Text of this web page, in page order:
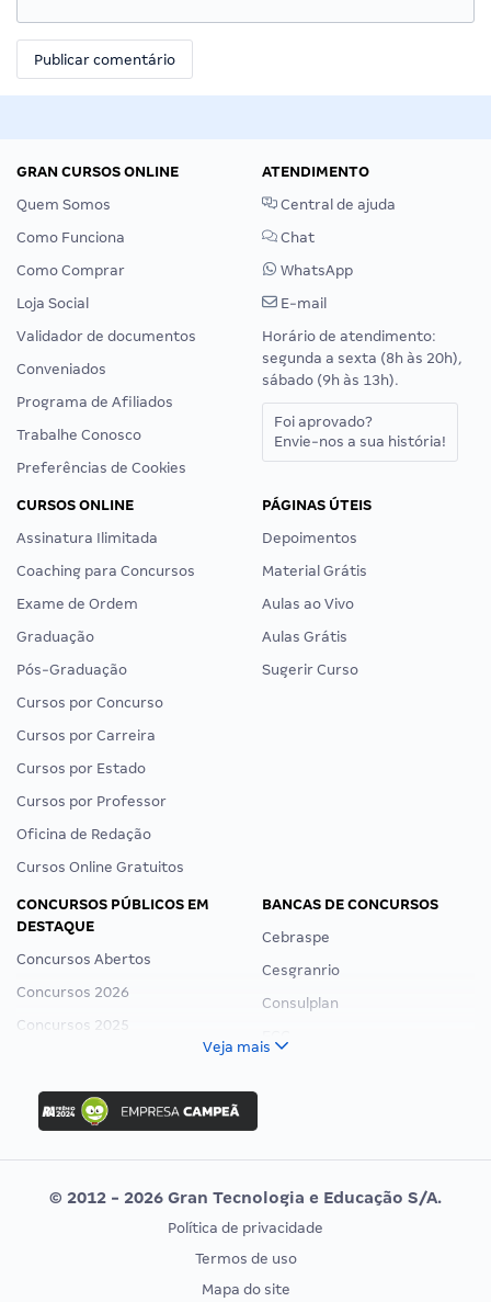
GRAN CURSOS ONLINE
Quem Somos
Como Funciona
Como Comprar
Loja Social
Validador de documentos
Conveniados
Programa de Afiliados
Trabalhe Conosco
Preferências de Cookies
ATENDIMENTO
Central de ajuda
Chat
WhatsApp
E-mail
Horário de atendimento:
segunda a sexta (8h às 20h),
sábado (9h às 13h).
Foi aprovado?
Envie-nos a sua história!
CURSOS ONLINE
Assinatura Ilimitada
Coaching para Concursos
Exame de Ordem
Graduação
Pós-Graduação
Cursos por Concurso
Cursos por Carreira
Cursos por Estado
Cursos por Professor
Oficina de Redação
Cursos Online Gratuitos
PÁGINAS ÚTEIS
Depoimentos
Material Grátis
Aulas ao Vivo
Aulas Grátis
Sugerir Curso
CONCURSOS PÚBLICOS EM
DESTAQUE
Concursos Abertos
Concursos 2026
Concursos 2025
Concurso Nacional Unificado
Concurso Ibama
Concurso MPU
Editais publicados
BANCAS DE CONCURSOS
Cebraspe
Cesgranrio
Consulplan
Vunesp
CONCURSOS POR PROFISSÃO
EXAME DE ORDEM
Veja mais
© 2012 - 2026 Gran Tecnologia e Educação S/A.
Política de privacidade
Termos de uso
Mapa do site